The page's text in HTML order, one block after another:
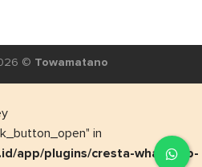
© Towamatano
in
app/plugins/cresta-whatsapp-